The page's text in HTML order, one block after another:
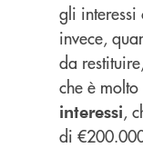
gli interessi
invece,
da
che è
interessi,
di